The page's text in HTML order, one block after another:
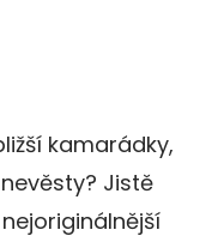
kamarádky,
Jistě